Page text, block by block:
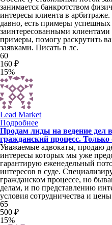
занимается банкротством
интересы клиента в
давно, есть примеры успешных
заинтересованными
примеры, помогу раскрутить
заявками. Писать в лс.
60
160 ₽
15%
Lead Market
Подробнее
Продам лиды на ведение дел
гражданский процесс.
Уважаемые адвокаты, продаю
интересы которых мы уже
гарантирую еженедельный
интересов в суде.
гражданском процессе, но
делам, и по представлению
условия сотрудничества и
65
500 ₽
15%